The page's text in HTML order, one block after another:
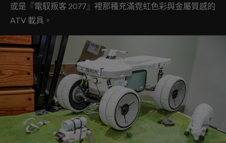
或是『電馭叛客 2077』裡那種充滿霓虹色彩與金屬質感的
ATV 載具。